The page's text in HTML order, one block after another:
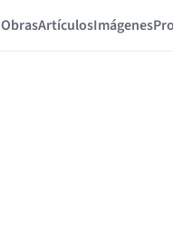
ObrasArtículosImágenes